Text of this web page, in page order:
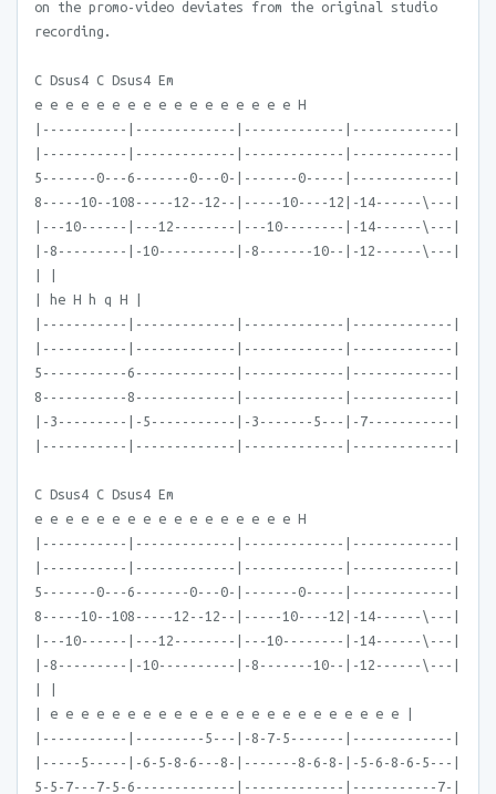
on the promo-video deviates from the original studio
recording.
C Dsus4 C Dsus4 Em
e e e e e e e e e e e e e e e e e H
|-----------|-------------|-------------|-------------|
|-----------|-------------|-------------|-------------|
5-------0---6-------0---0-|-------0-----|-------------|
8-----10--108-----12--12--|-----10----12|-14------\---|
|---10------|---12--------|---10--------|-14------\---|
|-8---------|-10----------|-8-------10--|-12------\---|
| he H h q H |
|-----------|-------------|-------------|-------------|
|-----------|-------------|-------------|-------------|
5-----------6-------------|-------------|-------------|
8-----------8-------------|-------------|-------------|
|-3---------|-5-----------|-3-------5---|-7-----------|
|-----------|-------------|-------------|-------------|
C Dsus4 C Dsus4 Em
e e e e e e e e e e e e e e e e e H
|-----------|-------------|-------------|-------------|
|-----------|-------------|-------------|-------------|
5-------0---6-------0---0-|-------0-----|-------------|
8-----10--108-----12--12--|-----10----12|-14------\---|
|---10------|---12--------|---10--------|-14------\---|
|-8---------|-10----------|-8-------10--|-12------\---|
| e e e e e e e e e e e e e e e e e e e e e e e |
|-----------|---------5---|-8-7-5-------|-------------|
|-----5-----|-6-5-8-6---8-|-------8-6-8-|-5-6-8-6-5---|
5-5-7---7-5-6-------------|-------------|-----------7-|